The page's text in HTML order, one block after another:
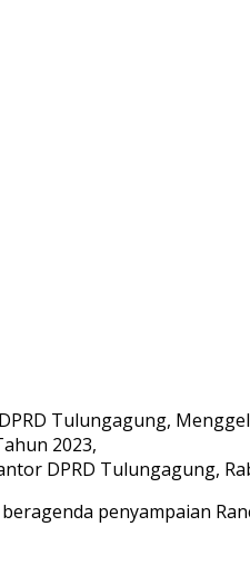
Tulungagung,
2023,
DPRD Tulungagung,
penyampaian